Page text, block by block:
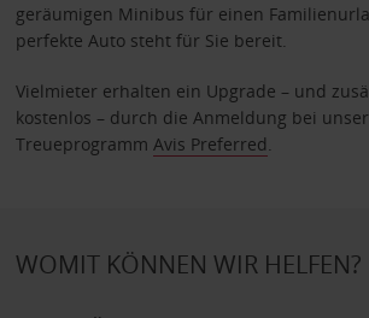
geräumigen Minibus für einen
perfekte Auto steht für Sie bereit.
Vielmieter erhalten ein Upgrade – und
kostenlos – durch die Anmeldung bei
Treueprogramm Avis Preferred
WOMIT KÖNNEN WIR HELFEN?